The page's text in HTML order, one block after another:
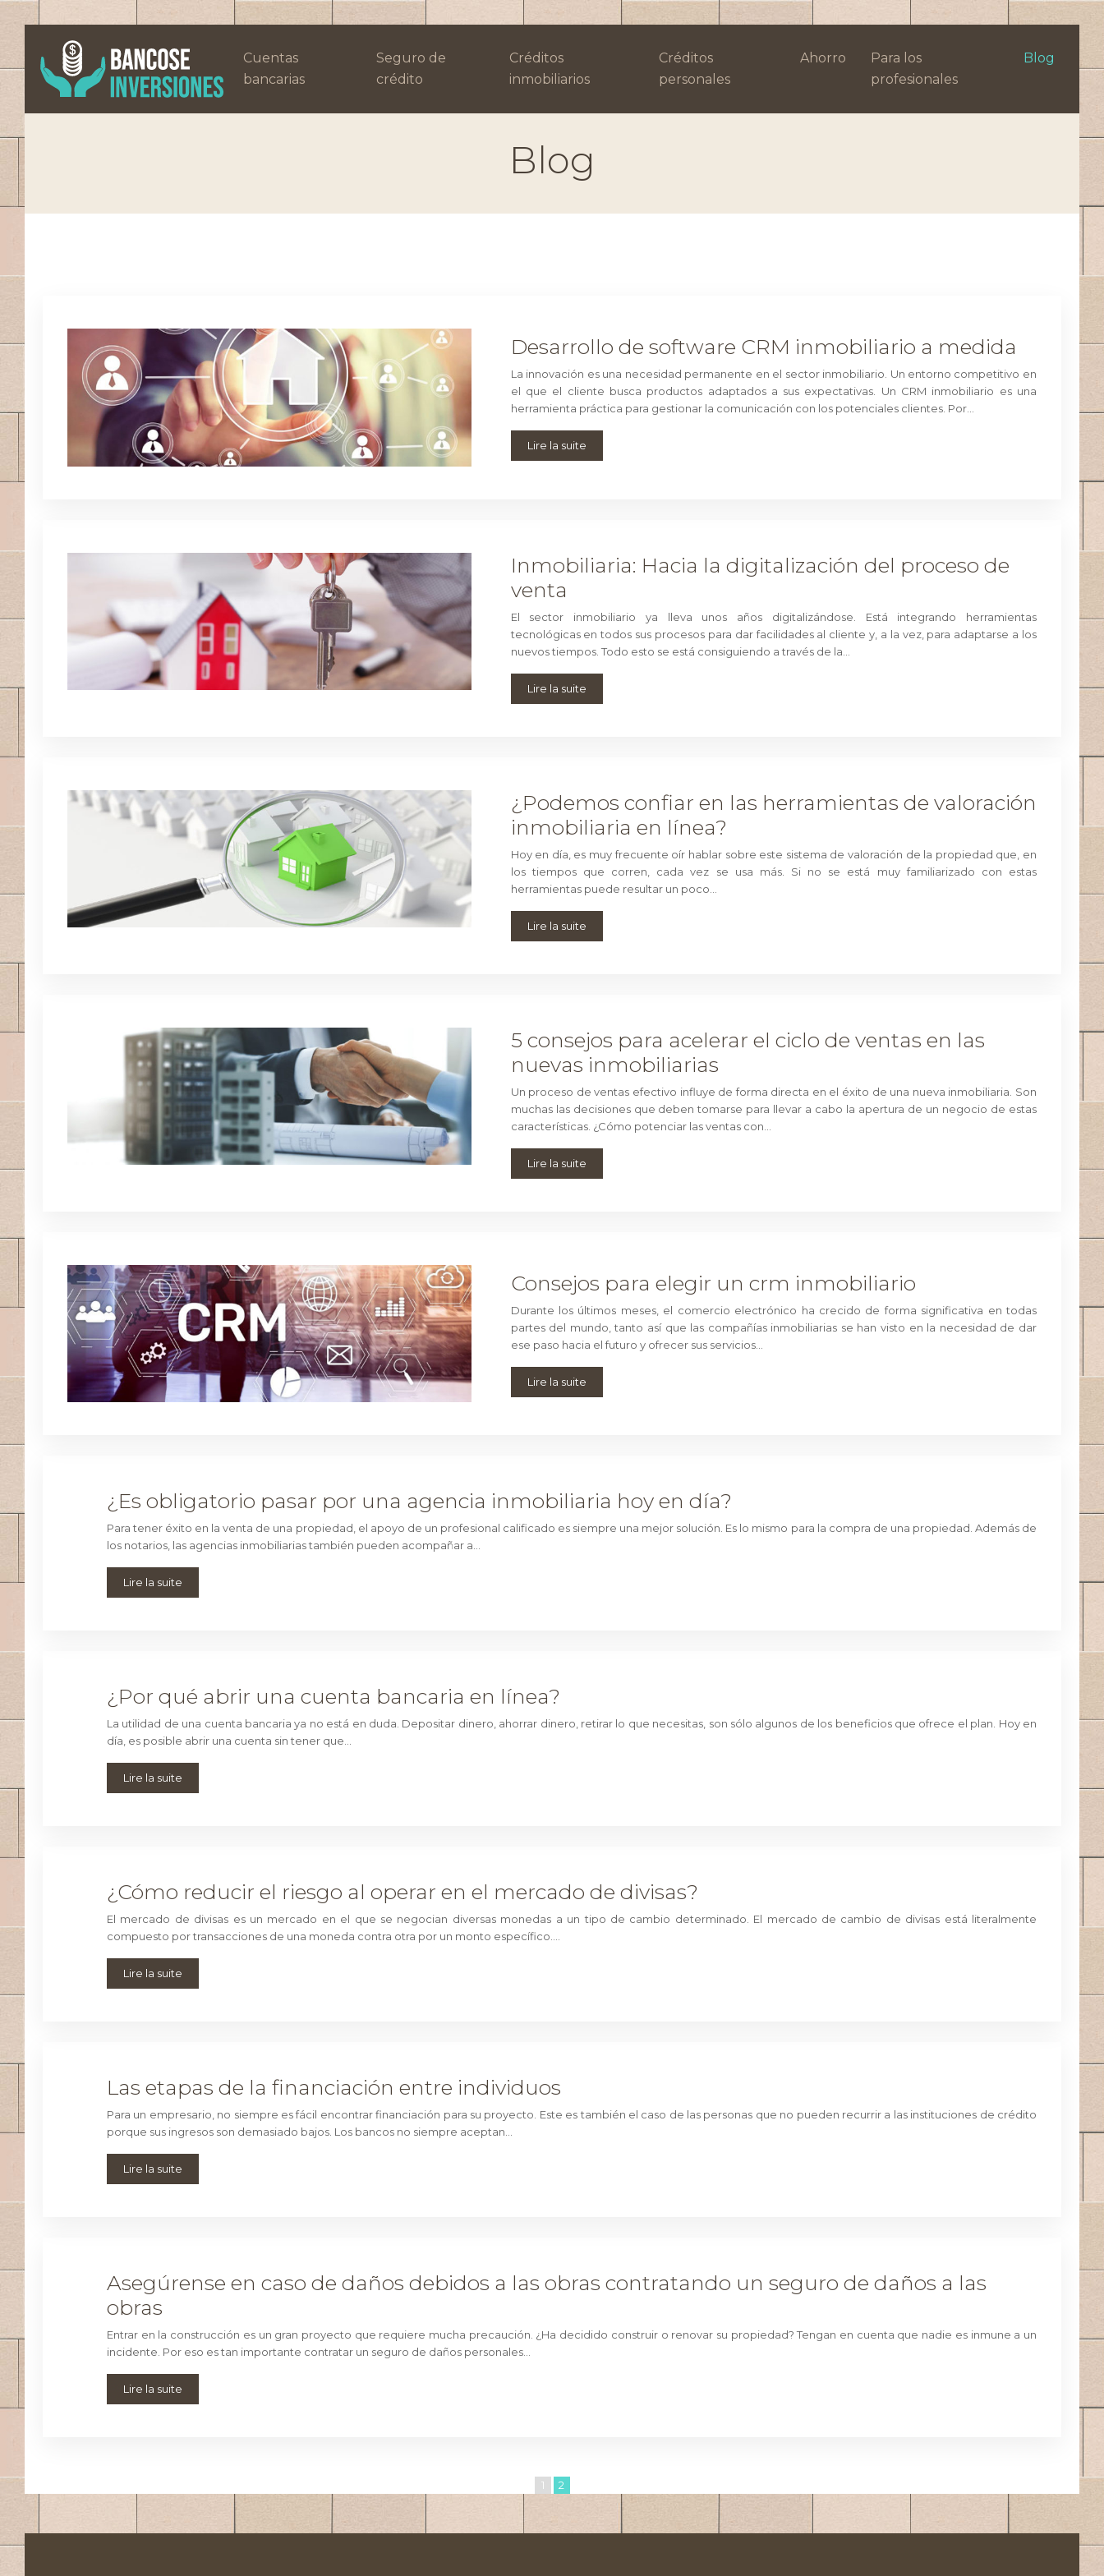
Cuentas
bancarias
Seguro de
crédito
Créditos
inmobiliarios
Créditos
personales
Ahorro
Para los
profesionales
Blog
Blog
Desarrollo de software CRM inmobiliario a medida
La innovación es una necesidad permanente en el sector inmobiliario. Un entorno competitivo en
el que el cliente busca productos adaptados a sus expectativas. Un CRM inmobiliario es una
herramienta práctica para gestionar la comunicación con los potenciales clientes. Por…
Lire la suite
Inmobiliaria: Hacia la digitalización del proceso de
venta
El sector inmobiliario ya lleva unos años digitalizándose. Está integrando herramientas
tecnológicas en todos sus procesos para dar facilidades al cliente y, a la vez, para adaptarse a los
nuevos tiempos. Todo esto se está consiguiendo a través de la…
Lire la suite
¿Podemos confiar en las herramientas de valoración
inmobiliaria en línea?
Hoy en día, es muy frecuente oír hablar sobre este sistema de valoración de la propiedad que, en
los tiempos que corren, cada vez se usa más. Si no se está muy familiarizado con estas
herramientas puede resultar un poco…
Lire la suite
5 consejos para acelerar el ciclo de ventas en las
nuevas inmobiliarias
Un proceso de ventas efectivo influye de forma directa en el éxito de una nueva inmobiliaria. Son
muchas las decisiones que deben tomarse para llevar a cabo la apertura de un negocio de estas
características. ¿Cómo potenciar las ventas con…
Lire la suite
Consejos para elegir un crm inmobiliario
Durante los últimos meses, el comercio electrónico ha crecido de forma significativa en todas
partes del mundo, tanto así que las compañías inmobiliarias se han visto en la necesidad de dar
ese paso hacia el futuro y ofrecer sus servicios…
Lire la suite
¿Es obligatorio pasar por una agencia inmobiliaria hoy en día?
Para tener éxito en la venta de una propiedad, el apoyo de un profesional calificado es siempre una mejor solución. Es lo mismo para la compra de una propiedad. Además de
los notarios, las agencias inmobiliarias también pueden acompañar a…
Lire la suite
¿Por qué abrir una cuenta bancaria en línea?
La utilidad de una cuenta bancaria ya no está en duda. Depositar dinero, ahorrar dinero, retirar lo que necesitas, son sólo algunos de los beneficios que ofrece el plan. Hoy en
día, es posible abrir una cuenta sin tener que…
Lire la suite
¿Cómo reducir el riesgo al operar en el mercado de divisas?
El mercado de divisas es un mercado en el que se negocian diversas monedas a un tipo de cambio determinado. El mercado de cambio de divisas está literalmente
compuesto por transacciones de una moneda contra otra por un monto específico….
Lire la suite
Las etapas de la financiación entre individuos
Para un empresario, no siempre es fácil encontrar financiación para su proyecto. Este es también el caso de las personas que no pueden recurrir a las instituciones de crédito
porque sus ingresos son demasiado bajos. Los bancos no siempre aceptan…
Lire la suite
Asegúrense en caso de daños debidos a las obras contratando un seguro de daños a las
obras
Entrar en la construcción es un gran proyecto que requiere mucha precaución. ¿Ha decidido construir o renovar su propiedad? Tengan en cuenta que nadie es inmune a un
incidente. Por eso es tan importante contratar un seguro de daños personales…
Lire la suite
1 2